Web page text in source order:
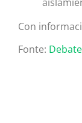
Con
Fonte: Debate